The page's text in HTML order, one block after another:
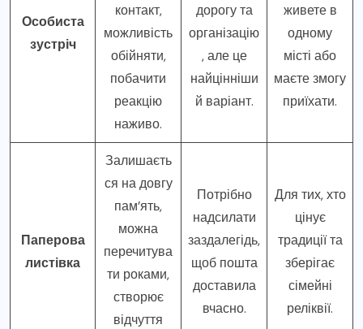
Особиста
зустріч
контакт,
можливість
обійняти,
побачити
реакцію
наживо.
дорогу та
організацію
, але це
найцінніши
й варіант.
живете в
одному
місті або
маєте змогу
приїхати.
Паперова
листівка
Залишаєть
ся на довгу
пам’ять,
можна
перечитува
ти роками,
створює
відчуття
Потрібно
надсилати
заздалегідь,
щоб пошта
доставила
вчасно.
Для тих, хто
цінує
традиції та
зберігає
сімейні
реліквії.